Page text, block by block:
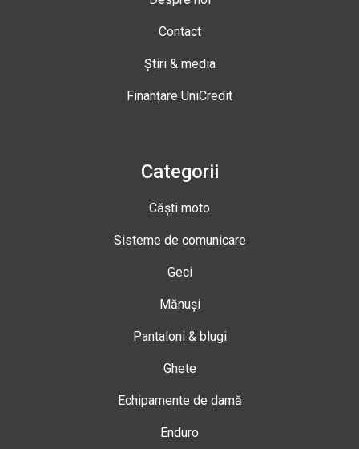
Contact
Știri & media
Finanțare UniCredit
Categorii
Căști moto
Sisteme de comunicare
Geci
Mănuși
Pantaloni & blugi
Ghete
Echipamente de damă
Enduro